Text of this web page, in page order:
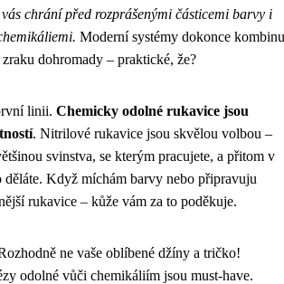
chrání před rozprášenými částicemi barvy i
Moderní systémy dokonce
dohromady – praktické, že?
linii. Chemicky odolné rukavice jsou
. Nitrilové rukavice jsou skvělou volbou –
svinstva, se kterým pracujete, a přitom v
děláte. Když míchám barvy nebo připravuju
rukavice – kůže vám za to poděkuje.
ne vaše oblíbené džíny a tričko!
odolné vůči chemikáliím jsou must-have.